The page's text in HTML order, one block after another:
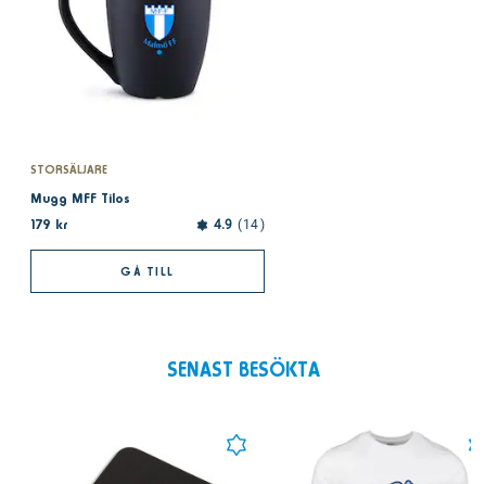
STORSÄLJARE
Mugg MFF Tilos
179 kr
4.9 14
GÅ TILL
SENAST BESÖKTA